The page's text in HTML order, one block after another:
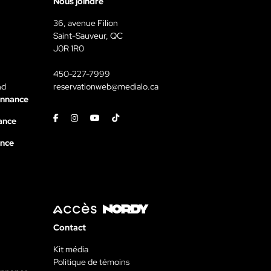
36, avenue Filion
Saint-Sauveur, QC
J0R 1R0
450-227-7999
reservationweb@medialo.ca
FacebookInstagramYoutubeTiktok
Contact
Kit média
Politique de témoins